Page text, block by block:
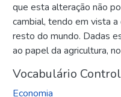
que esta alteração não
cambial, tendo em vista
resto do mundo. Dadas
ao papel da agricultura,
Vocabulário
Economia